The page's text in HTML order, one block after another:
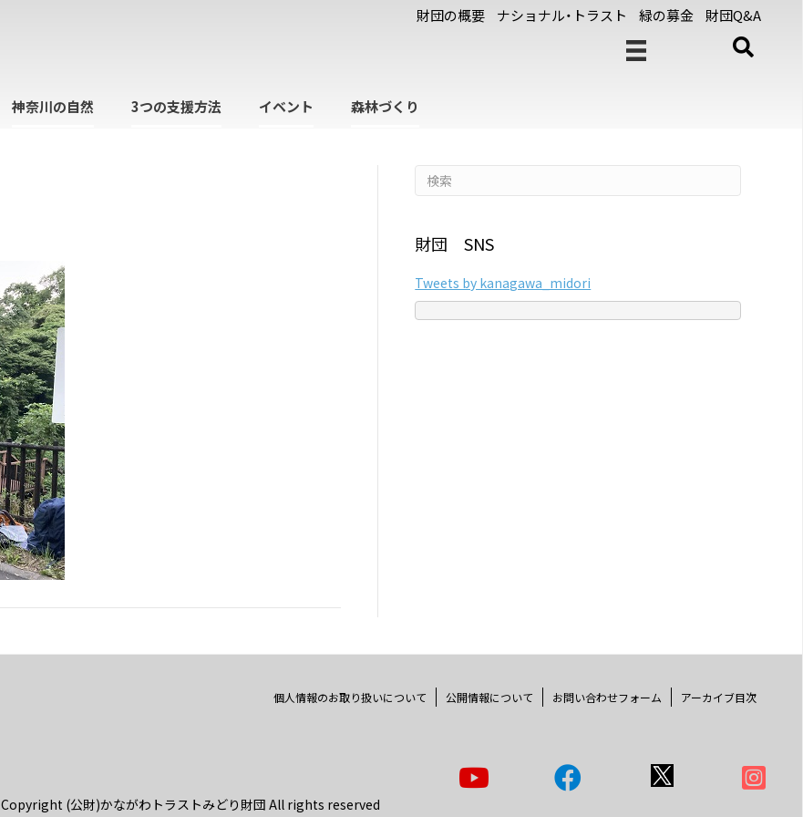
財団の概要 ナショナル・トラスト 緑の募金 財団Q&A
神奈川の自然 3つの支援方法 イベント 森林づくり
財団 SNS
Tweets by kanagawa_midori
個人情報のお取り扱いについて 公開情報について お問い合わせフォーム アーカイブ目次
Copyright (公財)かながわトラストみどり財団 All rights reserved